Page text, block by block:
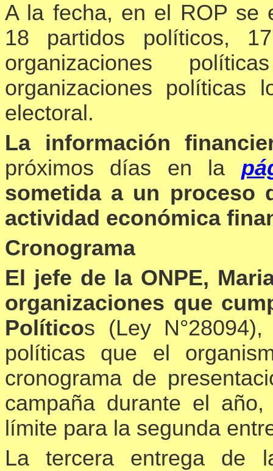
A la fecha, en el ROP se
18 partidos políticos,
organizaciones
organizaciones políticas
electoral.
La información
próximos días en la
sometida a un proceso
actividad económica
Cronograma
El jefe de la ONPE,
organizaciones que
Políticos (Ley
políticas que el
cronograma de
campaña durante el
límite para la segunda
La tercera entrega de